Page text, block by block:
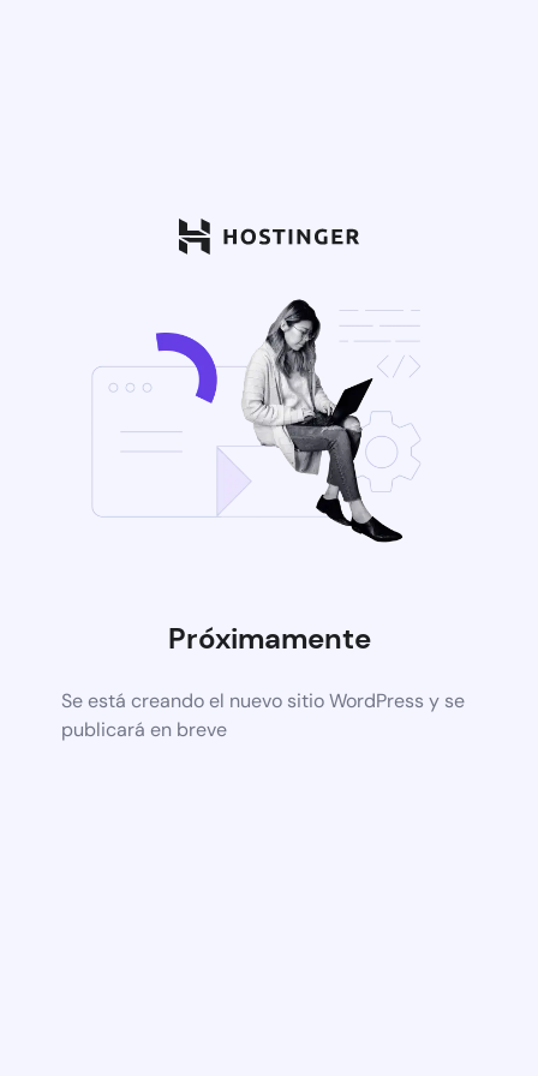
Próximamente
Se está creando el nuevo sitio WordPress y se
publicará en breve